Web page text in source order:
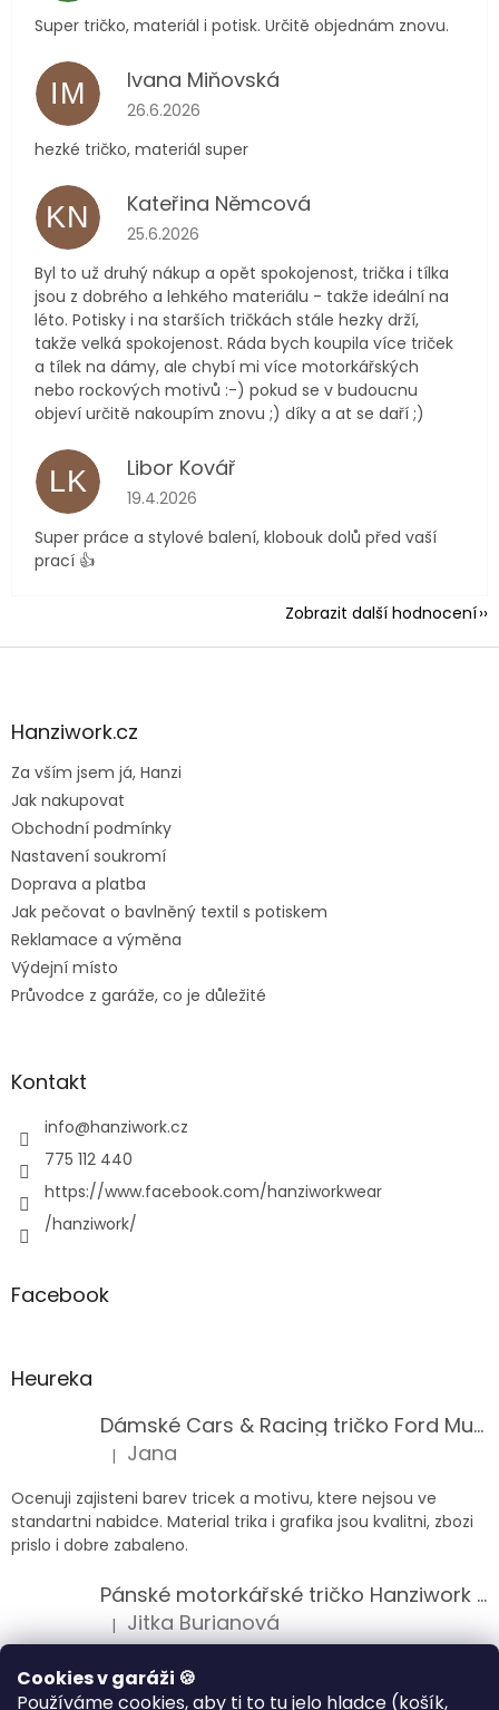
Cookies v garáži 🍪
Používáme cookies, aby ti to tu jelo hladce (košík,
Super tričko, materiál i potisk. Určitě objednám znovu.
IM Ivana Miňovská
Hodnocení obchodu je 5 z 5 hvězdiček.
26.6.2026
hezké tričko, materiál super
KN Kateřina Němcová
Hodnocení obchodu je 5 z 5 hvězdiček.
25.6.2026
Byl to už druhý nákup a opět spokojenost, trička i tílka
jsou z dobrého a lehkého materiálu - takže ideální na
léto. Potisky i na starších tričkách stále hezky drží,
takže velká spokojenost. Ráda bych koupila více triček
a tílek na dámy, ale chybí mi více motorkářských
nebo rockových motivů :-) pokud se v budoucnu
objeví určitě nakoupím znovu ;) díky a at se daří ;)
LK Libor Kovář
Hodnocení obchodu je 5 z 5 hvězdiček.
19.4.2026
Super práce a stylové balení, klobouk dolů před vaší
prací 👍
Zobrazit další hodnocení
Z
aHanziwork.cz
Za vším jsem já, Hanzi
Jak nakupovat
Obchodní podmínky
Nastavení soukromí
Doprava a platba
Jak pečovat o bavlněný textil s potiskem
Reklamace a výměna
Výdejní místo
Průvodce z garáže, co je důležité
Kontakt
info@hanziwork.cz
775 112 440
https://www.facebook.com/hanziworkwear
/hanziwork/
Facebook
Heureka
Dámské Cars & Racing tričko Ford Mustang 5. generace
Hodnocení produktu je 5 z 5 hvězdiček.
| Jana
Ocenuji zajisteni barev tricek a motivu, ktere nejsou ve
standartni nabidce. Material trika i grafika jsou kvalitni, zbozi
prislo i dobre zabaleno.
Pánské motorkářské tričko Hanziwork Custom Bobber
Hodnocení produktu je 5 z 5 hvězdiček.
| Jitka Burianová
Splnil očekávání na jedničku